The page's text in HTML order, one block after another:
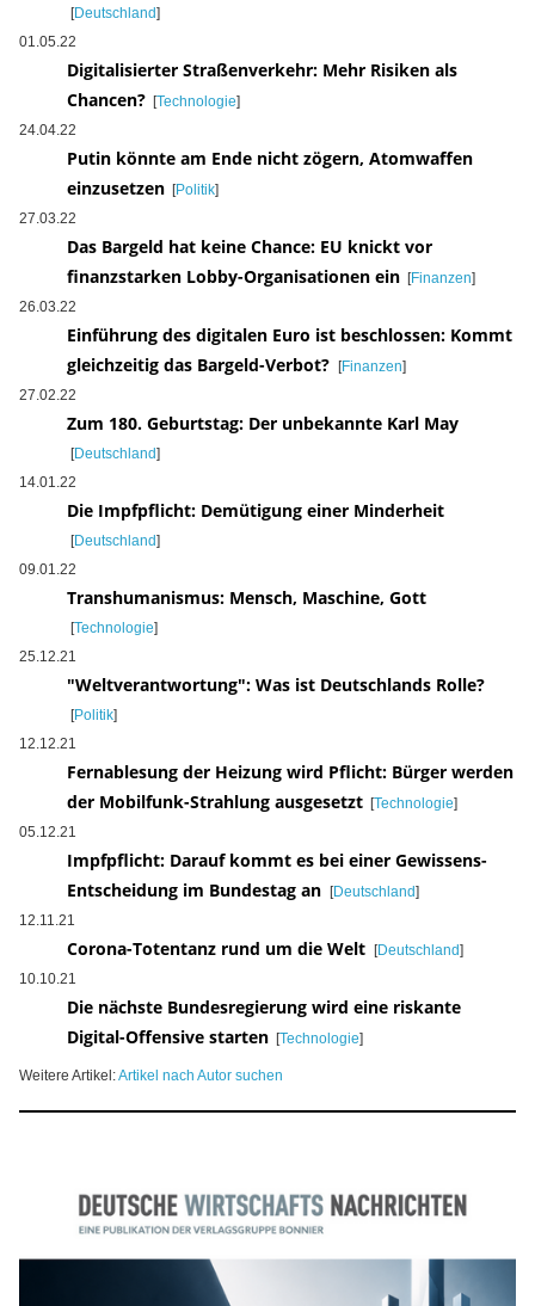
[Deutschland]
01.05.22
Digitalisierter Straßenverkehr: Mehr Risiken als
Chancen? [Technologie]
24.04.22
Putin könnte am Ende nicht zögern, Atomwaffen
einzusetzen [Politik]
27.03.22
Das Bargeld hat keine Chance: EU knickt vor
finanzstarken Lobby-Organisationen ein [Finanzen]
26.03.22
Einführung des digitalen Euro ist beschlossen: Kommt
gleichzeitig das Bargeld-Verbot?
[Finanzen]
27.02.22
Zum 180. Geburtstag: Der unbekannte Karl May
[Deutschland]
14.01.22
Die Impfpflicht: Demütigung einer Minderheit
[Deutschland]
09.01.22
Transhumanismus: Mensch, Maschine, Gott
[Technologie]
25.12.21
"Weltverantwortung": Was ist Deutschlands Rolle?
[Politik]
12.12.21
Fernablesung der Heizung wird Pflicht: Bürger werden
der Mobilfunk-Strahlung ausgesetzt [Technologie]
05.12.21
Impfpflicht: Darauf kommt es bei einer Gewissens-
Entscheidung im Bundestag an
[Deutschland]
12.11.21
Corona-Totentanz rund um die Welt [Deutschland]
10.10.21
Die nächste Bundesregierung wird eine riskante
Digital-Offensive starten [Technologie]
Weitere Artikel:Artikel nach Autor suchen